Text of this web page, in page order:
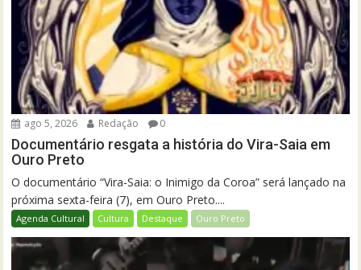
ago 5, 2026 Redação 0
Documentário resgata a história do Vira-Saia em
Ouro Preto
O documentário “Vira-Saia: o Inimigo da Coroa” será lançado na
próxima sexta-feira (7), em Ouro Preto....
Agenda Cultural Cultura Destaque Ouro Preto